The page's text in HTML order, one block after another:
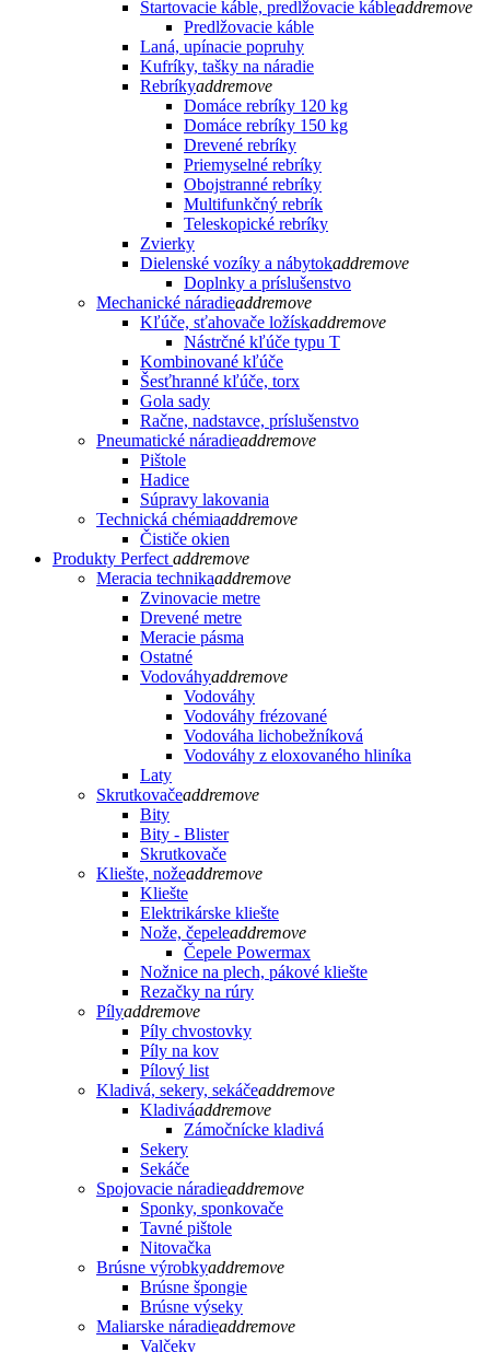
Štartovacie káble, predlžovacie kábleaddremove
Predlžovacie káble
Laná, upínacie popruhy
Kufríky, tašky na náradie
Rebríkyaddremove
Domáce rebríky 120 kg
Domáce rebríky 150 kg
Drevené rebríky
Priemyselné rebríky
Obojstranné rebríky
Multifunkčný rebrík
Teleskopické rebríky
Zvierky
Dielenské vozíky a nábytokaddremove
Doplnky a príslušenstvo
Mechanické náradieaddremove
Kľúče, sťahovače ložískaddremove
Nástrčné kľúče typu T
Kombinované kľúče
Šesťhranné kľúče, torx
Gola sady
Račne, nadstavce, príslušenstvo
Pneumatické náradieaddremove
Pištole
Hadice
Súpravy lakovania
Technická chémiaaddremove
Čističe okien
Produkty Perfect addremove
Meracia technikaaddremove
Zvinovacie metre
Drevené metre
Meracie pásma
Ostatné
Vodováhyaddremove
Vodováhy
Vodováhy frézované
Vodováha lichobežníková
Vodováhy z eloxovaného hliníka
Laty
Skrutkovačeaddremove
Bity
Bity - Blister
Skrutkovače
Kliešte, nožeaddremove
Kliešte
Elektrikárske kliešte
Nože, čepeleaddremove
Čepele Powermax
Nožnice na plech, pákové kliešte
Rezačky na rúry
Pílyaddremove
Píly chvostovky
Píly na kov
Pílový list
Kladivá, sekery, sekáčeaddremove
Kladiváaddremove
Zámočnícke kladivá
Sekery
Sekáče
Spojovacie náradieaddremove
Sponky, sponkovače
Tavné pištole
Nitovačka
Brúsne výrobkyaddremove
Brúsne špongie
Brúsne výseky
Maliarske náradieaddremove
Valčeky